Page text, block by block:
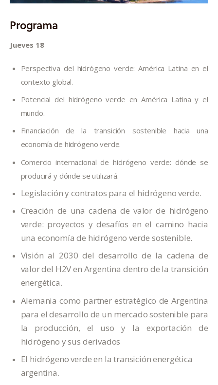
Programa
Jueves 18
Perspectiva del hidrógeno verde: América Latina en el
contexto global.
Potencial del hidrógeno verde en América Latina y el
mundo.
Financiación de la transición sostenible hacia una
economía de hidrógeno verde.
Comercio internacional de hidrógeno verde: dónde se
producirá y dónde se utilizará.
Legislación y contratos para el hidrógeno verde.
Creación de una cadena de valor de hidrógeno
verde: proyectos y desafíos en el camino hacia
una economía de hidrógeno verde sostenible.
Visión al 2030 del desarrollo de la cadena de
valor del H2V en Argentina dentro de la transición
energética.
Alemania como partner estratégico de Argentina
para el desarrollo de un mercado sostenible para
la producción, el uso y la exportación de
hidrógeno y sus derivados
El hidrógeno verde en la transición energética
argentina.